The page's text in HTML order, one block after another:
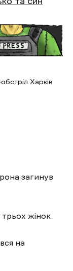
обстріл Харків
загинув
жінок
на